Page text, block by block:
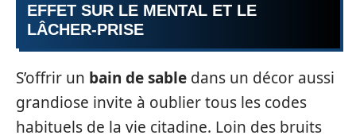
EFFET SUR LE MENTAL ET LE
LÂCHER-PRISE
S’offrir un bain de sable dans un décor aussi
grandiose invite à oublier tous les codes
habituels de la vie citadine. Loin des bruits